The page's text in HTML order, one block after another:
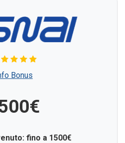
Bonus
fino a 1500€